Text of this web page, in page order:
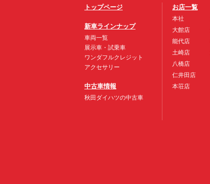
トップページ
新車ラインナップ
車両一覧
展示車・試乗車
ワンダフルクレジット
アクセサリー
中古車情報
秋田ダイハツの中古車
お店一覧
本社
大館店
能代店
土崎店
八橋店
仁井田店
本荘店